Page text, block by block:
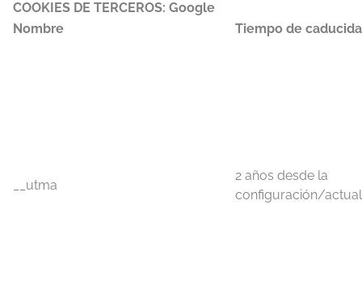
COOKIES DE TERCEROS: Google
Nombre
Tiempo de
__utma
2 años desde la
configuración/